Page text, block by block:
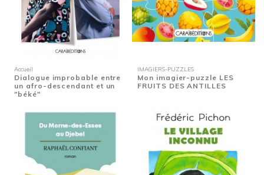
Accueil
Dialogue improbable entre
un afro-descendant et un
"béké"
IMAGIERS-PUZZLES
Mon imagier-puzzle LES
FRUITS DES ANTILLES